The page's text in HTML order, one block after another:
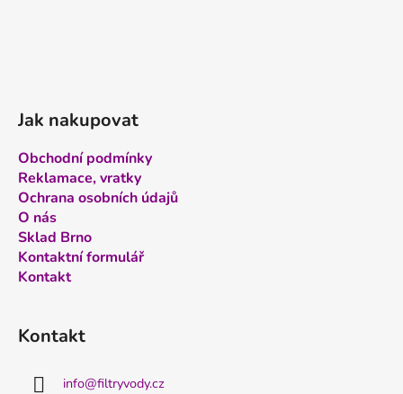
Jak nakupovat
Obchodní podmínky
Reklamace, vratky
Ochrana osobních údajů
O nás
Sklad Brno
Kontaktní formulář
Kontakt
Kontakt
info@filtryvody.cz